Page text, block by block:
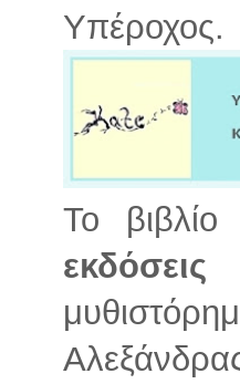
Υπέροχος.
Το